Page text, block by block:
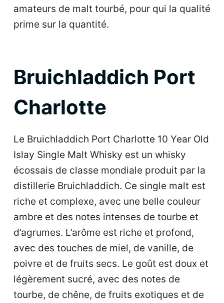
amateurs de malt tourbé, pour qui la qualité
prime sur la quantité.
Bruichladdich Port
Charlotte
Le Bruichladdich Port Charlotte 10 Year Old
Islay Single Malt Whisky est un whisky
écossais de classe mondiale produit par la
distillerie Bruichladdich. Ce single malt est
riche et complexe, avec une belle couleur
ambre et des notes intenses de tourbe et
d’agrumes. L’arôme est riche et profond,
avec des touches de miel, de vanille, de
poivre et de fruits secs. Le goût est doux et
légèrement sucré, avec des notes de
tourbe, de chêne, de fruits exotiques et de